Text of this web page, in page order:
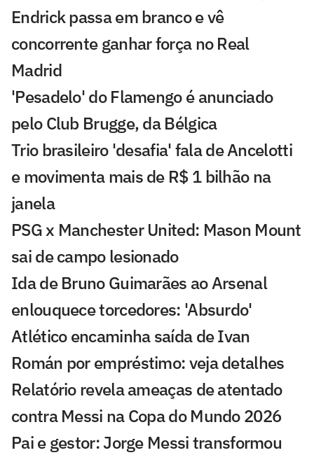
Endrick passa em branco e vê
concorrente ganhar força no Real
Madrid
'Pesadelo' do Flamengo é anunciado
pelo Club Brugge, da Bélgica
Trio brasileiro 'desafia' fala de Ancelotti
e movimenta mais de R$ 1 bilhão na
janela
PSG x Manchester United: Mason Mount
sai de campo lesionado
Ida de Bruno Guimarães ao Arsenal
enlouquece torcedores: 'Absurdo'
Atlético encaminha saída de Ivan
Román por empréstimo: veja detalhes
Relatório revela ameaças de atentado
contra Messi na Copa do Mundo 2026
Pai e gestor: Jorge Messi transformou